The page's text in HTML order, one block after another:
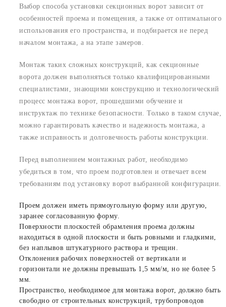
Выбор способа установки секционных ворот зависит от
особенностей проема и помещения, а также от оптимального
использования его пространства, и подбирается не перед
началом монтажа, а на этапе замеров.
Монтаж таких сложных конструкций, как секционные
ворота должен выполняться только квалифицированными
специалистами, знающими конструкцию и технологический
процесс монтажа ворот, прошедшими обучение и
инструктаж по технике безопасности. Только в таком случае,
можно гарантировать качество и надежность монтажа, а
также исправность и долговечность работы конструкции.
Перед выполнением монтажных работ, необходимо
убедиться в том, что проем подготовлен и отвечает всем
требованиям под установку ворот выбранной конфигурации.
Проем должен иметь прямоугольную форму или другую,
заранее согласованную форму.
Поверхности плоскостей обрамления проема должны
находиться в одной плоскости и быть ровными и гладкими,
без наплывов штукатурного раствора и трещин.
Отклонения рабочих поверхностей от вертикали и
горизонтали не должны превышать 1,5 мм/м, но не более 5
мм.
Пространство, необходимое для монтажа ворот, должно быть
свободно от строительных конструкций, трубопроводов